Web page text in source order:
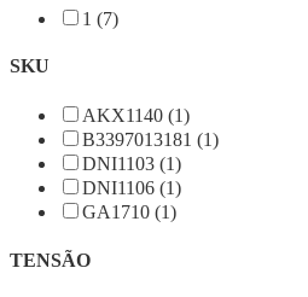
1 (7)
SKU
AKX1140 (1)
B3397013181 (1)
DNI1103 (1)
DNI1106 (1)
GA1710 (1)
TENSÃO